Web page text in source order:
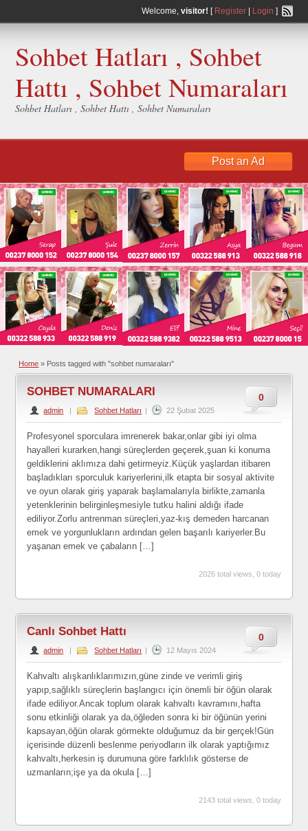
Welcome, visitor! [ Register| Login ]
Sohbet Hatları , Sohbet
Hattı , Sohbet Numaraları
Sohbet Hatları , Sohbet Hattı , Sohbet Numaraları
Post an Ad
Home » Posts tagged with "sohbet numaraları"
0
SOHBET NUMARALARI
admin | Sohbet Hatları | 22 Şubat 2025
Profesyonel sporculara imrenerek bakar,onlar gibi iyi olma
hayalleri kurarken,hangi süreçlerden geçerek,şuan ki konuma
geldiklerini aklımıza dahi getirmeyiz.Küçük yaşlardan itibaren
başladıkları sporculuk kariyerlerini,ilk etapta bir sosyal aktivite
ve oyun olarak giriş yaparak başlamalarıyla birlikte,zamanla
yetenklerinin belirginleşmesiyle tutku halini aldığı ifade
ediliyor.Zorlu antrenman süreçleri,yaz-kış demeden harcanan
emek ve yorgunlukların ardından gelen başarılı kariyerler.Bu
yaşanan emek ve çabaların […]
2026 total views, 0 today
0
Canlı Sohbet Hattı
admin | Sohbet Hatları | 12 Mayıs 2024
Kahvaltı alışkanlıklarımızın,güne zinde ve verimli giriş
yapıp,sağlıklı süreçlerin başlangıcı için önemli bir öğün olarak
ifade ediliyor.Ancak toplum olarak kahvaltı kavramını,hafta
sonu etkinliği olarak ya da,öğleden sonra ki bir öğünün yerini
kapsayan,öğün olarak görmekte olduğumuz da bir gerçek!Gün
içerisinde düzenli beslenme periyodların ilk olarak yaptığımız
kahvaltı,herkesin iş durumuna göre farklılık gösterse de
uzmanların;işe ya da okula […]
2143 total views, 0 today